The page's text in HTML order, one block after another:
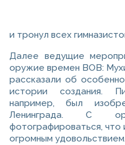
и тронул всех
Далее ведущие
оружие времен ВОВ:
рассказали об
истории создания.
например, был
Ленинграда. С
фотографироваться,
огромным удовольствием.